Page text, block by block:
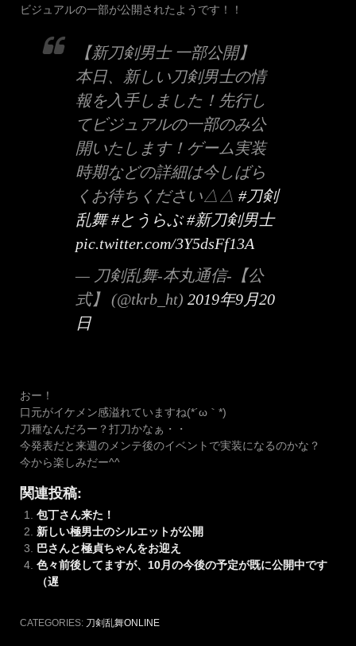
ビジュアルの一部が公開されたようです！！
【新刀剣男士 一部公開】
本日、新しい刀剣男士の情
報を入手しました！先行し
てビジュアルの一部のみ公
開いたします！ゲーム実装
時期などの詳細は今しばら
くお待ちください△△ #刀剣
乱舞 #とうらぶ #新刀剣男士
pic.twitter.com/3Y5dsFf13A
— 刀剣乱舞-本丸通信-【公
式】 (@tkrb_ht) 2019年9月20
日
おー！
口元がイケメン感溢れていますね(*´ω｀*)
刀種なんだろー？打刀かなぁ・・
今発表だと来週のメンテ後のイベントで実装になるのかな？
今から楽しみだー^^
関連投稿:
包丁さん来た！
新しい極男士のシルエットが公開
巴さんと極貞ちゃんをお迎え
色々前後してますが、10月の今後の予定が既に公開中です
（遅
CATEGORIES: 刀剣乱舞ONLINE